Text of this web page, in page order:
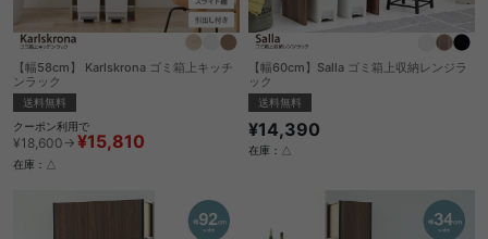
【幅58cm】 Karlskrona ゴミ箱上キッチ
ンラック
送料無料
クーポン利用で
¥18,600→ ¥15,810
在庫：△
【幅60cm】Salla ゴミ箱上収納レンジラ
ック
送料無料
¥14,390
在庫：△